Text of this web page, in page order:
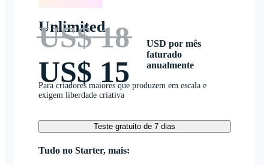
Unlimited
US$ 18
US$ 15
USD por mês
faturado
anualmente
Para criadores maiores que produzem em escala e
exigem liberdade criativa
Teste gratuito de 7 dias
Tudo no Starter, mais: